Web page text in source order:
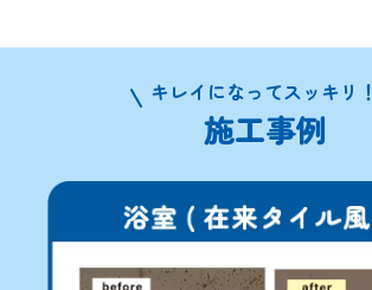
キレイになってスッキリ！
施工事例